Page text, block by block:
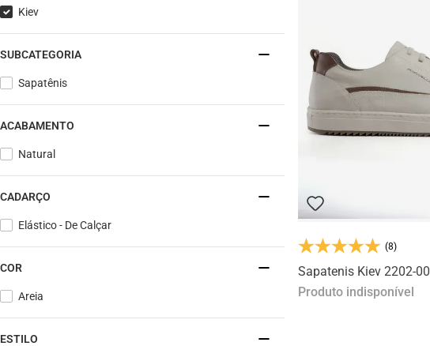
Kiev
SUBCATEGORIA
Sapatênis
ACABAMENTO
Natural
CADARÇO
Elástico - De Calçar
COR
Areia
ESTILO
(8)
Sapatenis Kiev 2202-00
Produto indisponível